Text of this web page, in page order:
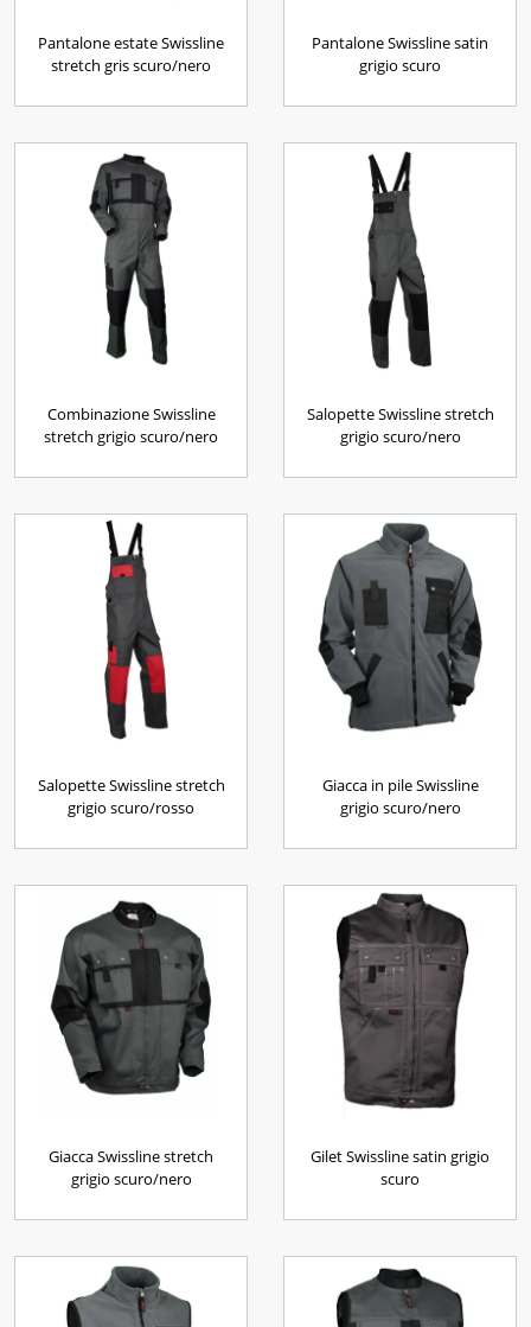
Pantalone estate Swissline
stretch gris scuro/nero
Pantalone Swissline satin
grigio scuro
Combinazione Swissline
stretch grigio scuro/nero
Salopette Swissline stretch
grigio scuro/nero
Salopette Swissline stretch
grigio scuro/rosso
Giacca in pile Swissline
grigio scuro/nero
Giacca Swissline stretch
grigio scuro/nero
Gilet Swissline satin grigio
scuro